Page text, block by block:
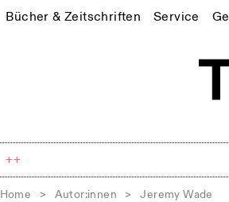
Bücher & Zeitschriften Service
++
Home > Autor:innen > Jeremy Wade